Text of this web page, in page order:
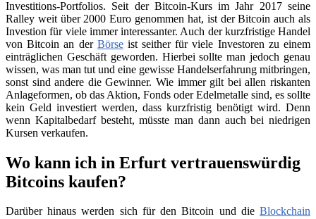
Investitions-Portfolios. Seit der Bitcoin-Kurs im Jahr 2017 seine
Ralley weit über 2000 Euro genommen hat, ist der Bitcoin auch als
Investion für viele immer interessanter. Auch der kurzfristige Handel
von Bitcoin an der Börseist seither für viele Investoren zu einem
einträglichen Geschäft geworden. Hierbei sollte man jedoch genau
wissen, was man tut und eine gewisse Handelserfahrung mitbringen,
sonst sind andere die Gewinner. Wie immer gilt bei allen riskanten
Anlageformen, ob das Aktion, Fonds oder Edelmetalle sind, es sollte
kein Geld investiert werden, dass kurzfristig benötigt wird. Denn
wenn Kapitalbedarf besteht, müsste man dann auch bei niedrigen
Kursen verkaufen.
Wo kann ich in Erfurt vertrauenswürdig
Bitcoins kaufen?
Darüber hinaus werden sich für den Bitcoin und die Blockchain